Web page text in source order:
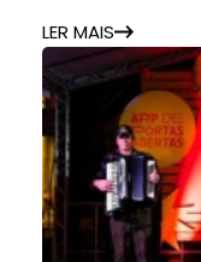
LER MAIS